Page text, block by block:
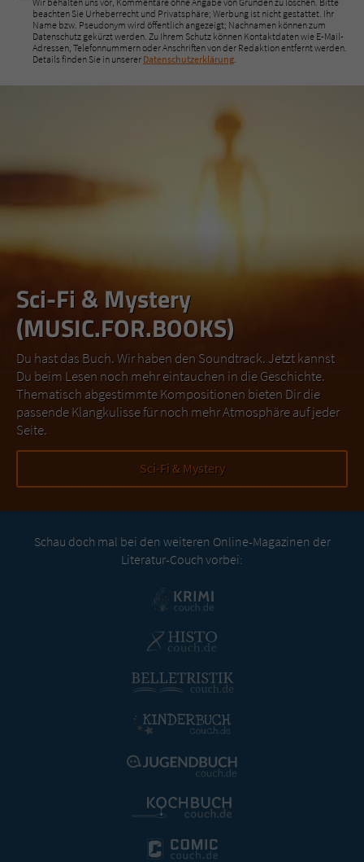
beachten Sie Urheberrecht und Privatsphäre; Werbung ist nicht gestattet. Ihr
Name bzw. Pseudonym wird öffentlich angezeigt; Nachnamen können zum
Datenschutz gekürzt werden. Zu Ihrem Schutz können Kontaktdaten wie E-Mail-
Adressen, Telefonnummern oder Anschriften von der Redaktion entfernt werden.
Details finden Sie in unserer Datenschutzerklärung
Sci-Fi & Mystery
(MUSIC.FOR.BOOKS)
Du hast das Buch. Wir haben den Soundtrack. Jetzt kannst
Du beim Lesen noch mehr eintauchen in die Geschichte.
Thematisch abgestimmte Kompositionen bieten Dir die
passende Klangkulisse für noch mehr Atmosphäre auf jeder
Seite.
Sci-Fi & Mystery
Schau doch mal bei den weiteren Online-Magazinen der
Literatur-Couch vorbei: